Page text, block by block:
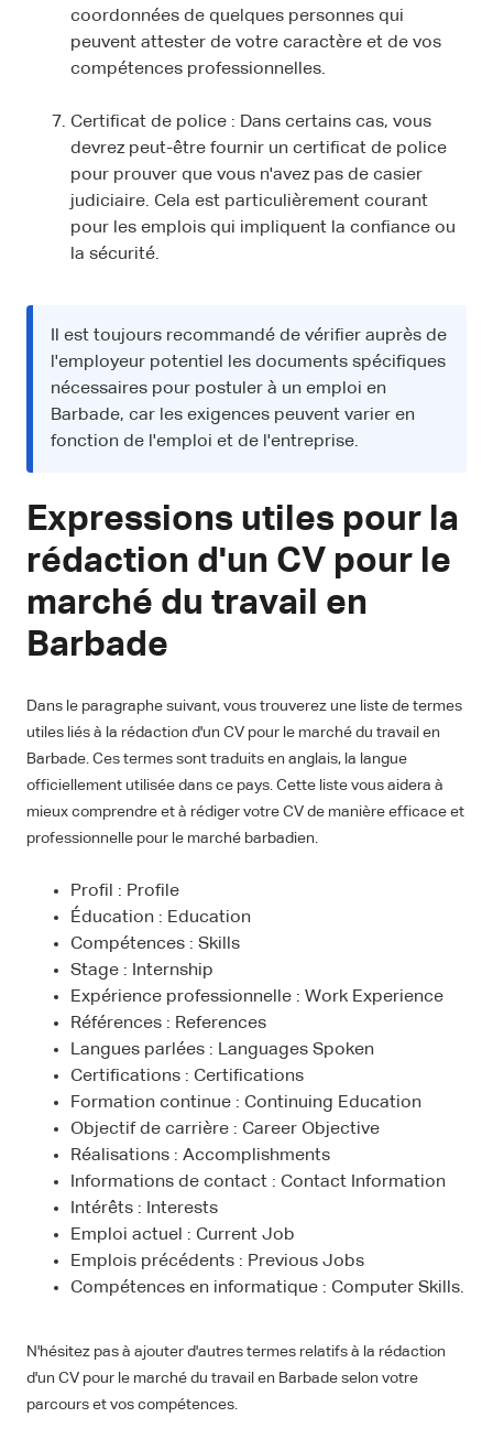
coordonnées de quelques personnes qui
peuvent attester de votre caractère et de vos
compétences professionnelles.
Certificat de police : Dans certains cas, vous
devrez peut-être fournir un certificat de police
pour prouver que vous n'avez pas de casier
judiciaire. Cela est particulièrement courant
pour les emplois qui impliquent la confiance ou
la sécurité.
Il est toujours recommandé de vérifier auprès de
l'employeur potentiel les documents spécifiques
nécessaires pour postuler à un emploi en
Barbade, car les exigences peuvent varier en
fonction de l'emploi et de l'entreprise.
Expressions utiles pour la
rédaction d'un CV pour le
marché du travail en
Barbade
Dans le paragraphe suivant, vous trouverez une liste de termes
utiles liés à la rédaction d'un CV pour le marché du travail en
Barbade. Ces termes sont traduits en anglais, la langue
officiellement utilisée dans ce pays. Cette liste vous aidera à
mieux comprendre et à rédiger votre CV de manière efficace et
professionnelle pour le marché barbadien.
Profil : Profile
Éducation : Education
Compétences : Skills
Stage : Internship
Expérience professionnelle : Work Experience
Références : References
Langues parlées : Languages Spoken
Certifications : Certifications
Formation continue : Continuing Education
Objectif de carrière : Career Objective
Réalisations : Accomplishments
Informations de contact : Contact Information
Intérêts : Interests
Emploi actuel : Current Job
Emplois précédents : Previous Jobs
Compétences en informatique : Computer Skills.
N'hésitez pas à ajouter d'autres termes relatifs à la rédaction
d'un CV pour le marché du travail en Barbade selon votre
parcours et vos compétences.